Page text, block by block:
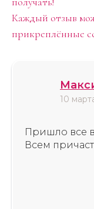
Каждый отзыв
прикреплённые
10
Пришло все
Всем
Больше
в нашей